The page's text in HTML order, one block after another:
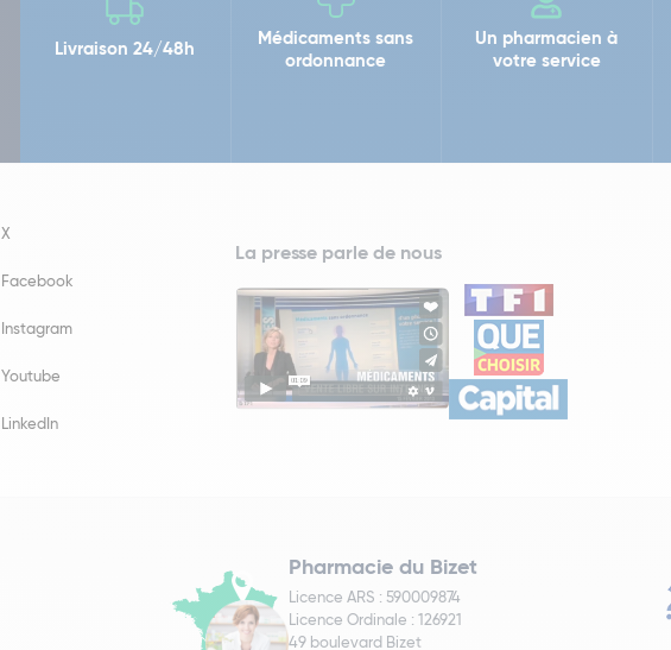
Livraison 24/48h
Médicaments sans
ordonnance
Un pharmacien à
votre service
X
Facebook
Instagram
Youtube
LinkedIn
La presse parle de nous
Pharmacie du Bizet
Licence ARS : 590009874
Licence Ordinale : 126921
49 boulevard Bizet